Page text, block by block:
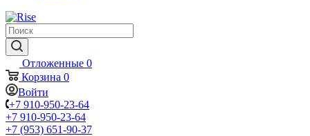
Отложенные 0
Корзина 0
Войти
+7 910-950-23-64
+7 910-950-23-64
+7 (953) 651-90-37